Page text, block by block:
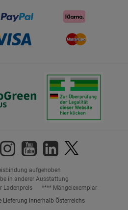
aufgehoben
in anderer Ausstattung
Ladenpreis
**** Mängelexemplar
Lieferung innerhalb Österreichs